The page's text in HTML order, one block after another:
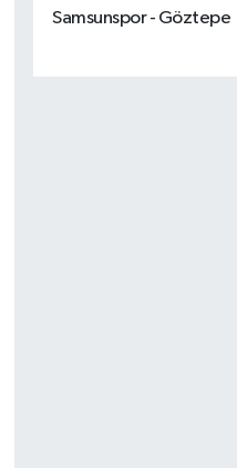
Samsunspor - Göztepe